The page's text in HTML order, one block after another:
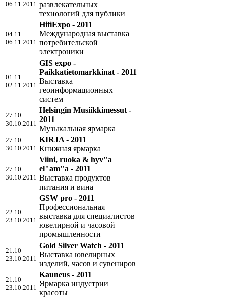
06.11.2011 развлекательных
технологий для публики
04.11
06.11.2011
HifiExpo - 2011
Международная выставка
потребительской
электроники
01.11
02.11.2011
GIS expo -
Paikkatietomarkkinat - 2011
Выставка
геоинформационных
систем
27.10
30.10.2011
Helsingin Musiikkimessut -
2011
Музыкальная ярмарка
27.10
30.10.2011
KIRJA - 2011
Книжная ярмарка
27.10
30.10.2011
Viini, ruoka & hyv"a
el"am"a - 2011
Выставка продуктов
питания и вина
22.10
23.10.2011
GSW pro - 2011
Профессиональная
выставка для специалистов
ювелирной и часовой
промышленности
21.10
23.10.2011
Gold Silver Watch - 2011
Выставка ювелирных
изделий, часов и сувениров
21.10
23.10.2011
Kauneus - 2011
Ярмарка индустрии
красоты